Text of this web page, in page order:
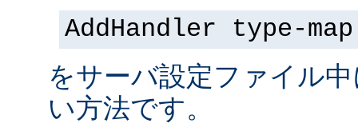
AddHandler type-
をサーバ設定ファイル
い方法です。